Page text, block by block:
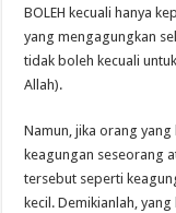
BOLEH kecuali hanya
yang mengagungkan
tidak boleh kecuali
Allah).
Namun, jika orang
keagungan seseorang
tersebut seperti
kecil. Demikianlah,